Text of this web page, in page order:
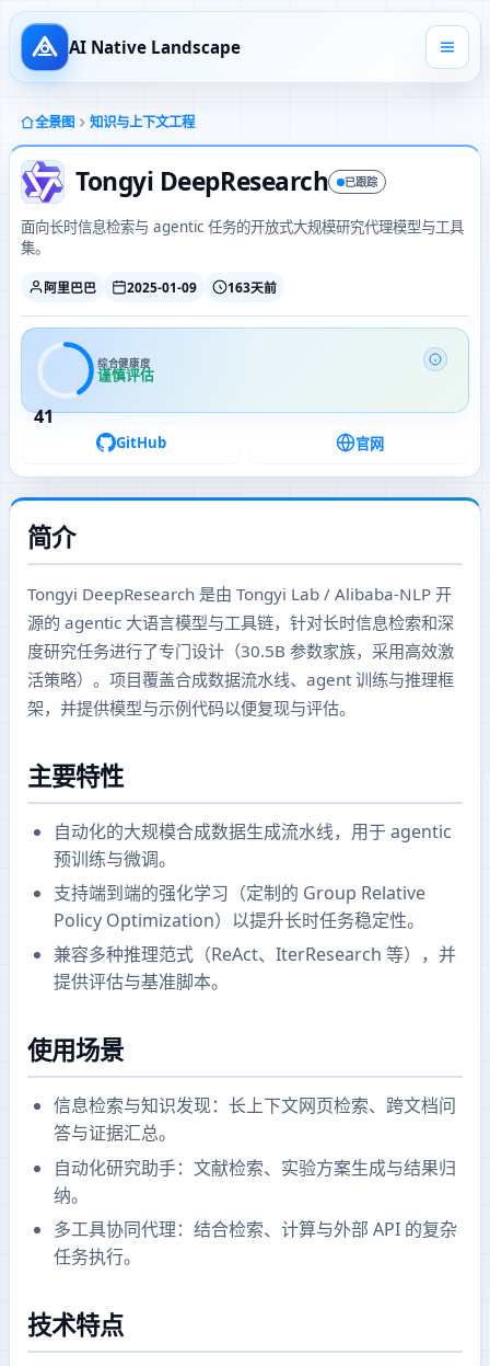
AI Native Landscape
全景图 知识与上下文工程
Tongyi DeepResearch 已跟踪
面向长时信息检索与 agentic 任务的开放式大规模研究代理模型与工具
集。
阿里巴巴 2025-01-09 163天前
41
综合健康度
谨慎评估
GitHub 官网
简介
Tongyi DeepResearch 是由 Tongyi Lab / Alibaba-NLP 开
源的 agentic 大语言模型与工具链，针对长时信息检索和深
度研究任务进行了专门设计（30.5B 参数家族，采用高效激
活策略）。项目覆盖合成数据流水线、agent 训练与推理框
架，并提供模型与示例代码以便复现与评估。
主要特性
自动化的大规模合成数据生成流水线，用于 agentic
预训练与微调。
支持端到端的强化学习（定制的 Group Relative
Policy Optimization）以提升长时任务稳定性。
兼容多种推理范式（ReAct、IterResearch 等），并
提供评估与基准脚本。
使用场景
信息检索与知识发现：长上下文网页检索、跨文档问
答与证据汇总。
自动化研究助手：文献检索、实验方案生成与结果归
纳。
多工具协同代理：结合检索、计算与外部 API 的复杂
任务执行。
技术特点